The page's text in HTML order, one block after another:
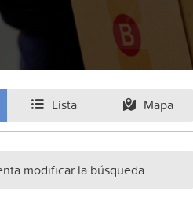
Lista Mapa
modificar la búsqueda.